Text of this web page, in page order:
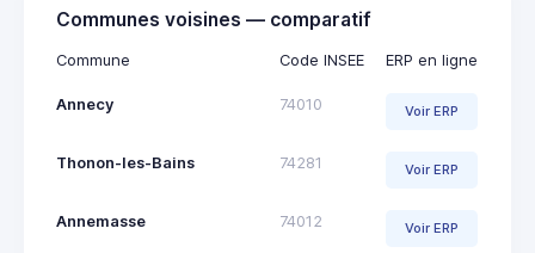
Communes voisines — comparatif
Commune Code INSEE ERP en ligne
Annecy 74010 Voir ERP
Thonon-les-Bains 74281 Voir ERP
Annemasse 74012 Voir ERP